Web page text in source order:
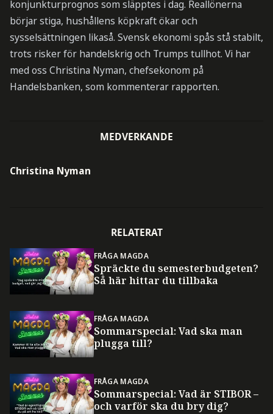
konjunkturprognos som släpptes i dag. Reallönerna
börjar stiga, hushållens köpkraft ökar och
sysselsättningen likaså. Svensk ekonomi spås stå stabilt,
trots risker för handelskrig och Trumps tullhot. Vi har
med oss Christina Nyman, chefsekonom på
Handelsbanken, som kommenterar rapporten.
MEDVERKANDE
Christina Nyman
RELATERAT
FRÅGA MAGDA
Spräckte du semesterbudgeten?
Så här hittar du tillbaka
FRÅGA MAGDA
Sommarspecial: Vad ska man
plugga till?
FRÅGA MAGDA
Sommarspecial: Vad är STIBOR –
och varför ska du bry dig?